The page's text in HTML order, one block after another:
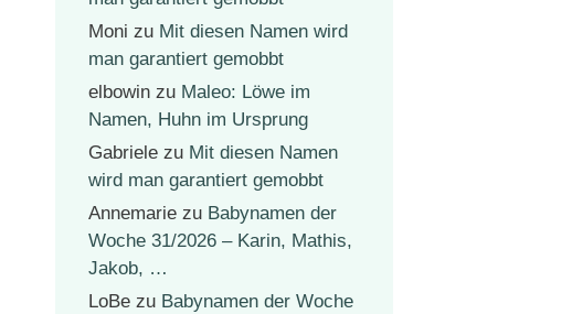
Moni zu Mit diesen Namen wird
man garantiert gemobbt
elbowin zu Maleo: Löwe im
Namen, Huhn im Ursprung
Gabriele zu Mit diesen Namen
wird man garantiert gemobbt
Annemarie zu Babynamen der
Woche 31/2026 – Karin, Mathis,
Jakob, …
LoBe zu Babynamen der Woche